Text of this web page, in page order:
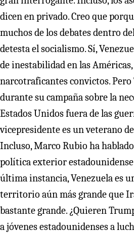
dicen en privado. Creo que
muchos de los debates dentro
detesta el socialismo. Sí,
de inestabilidad en las
narcotraficantes convictos.
durante su campaña sobre la
Estados Unidos fuera de las
vicepresidente es un veterano
Incluso, Marco Rubio ha
política exterior estadounidense
última instancia, Venezuela es
territorio aún más grande que
bastante grande. ¿Quieren
a jóvenes estadounidenses a